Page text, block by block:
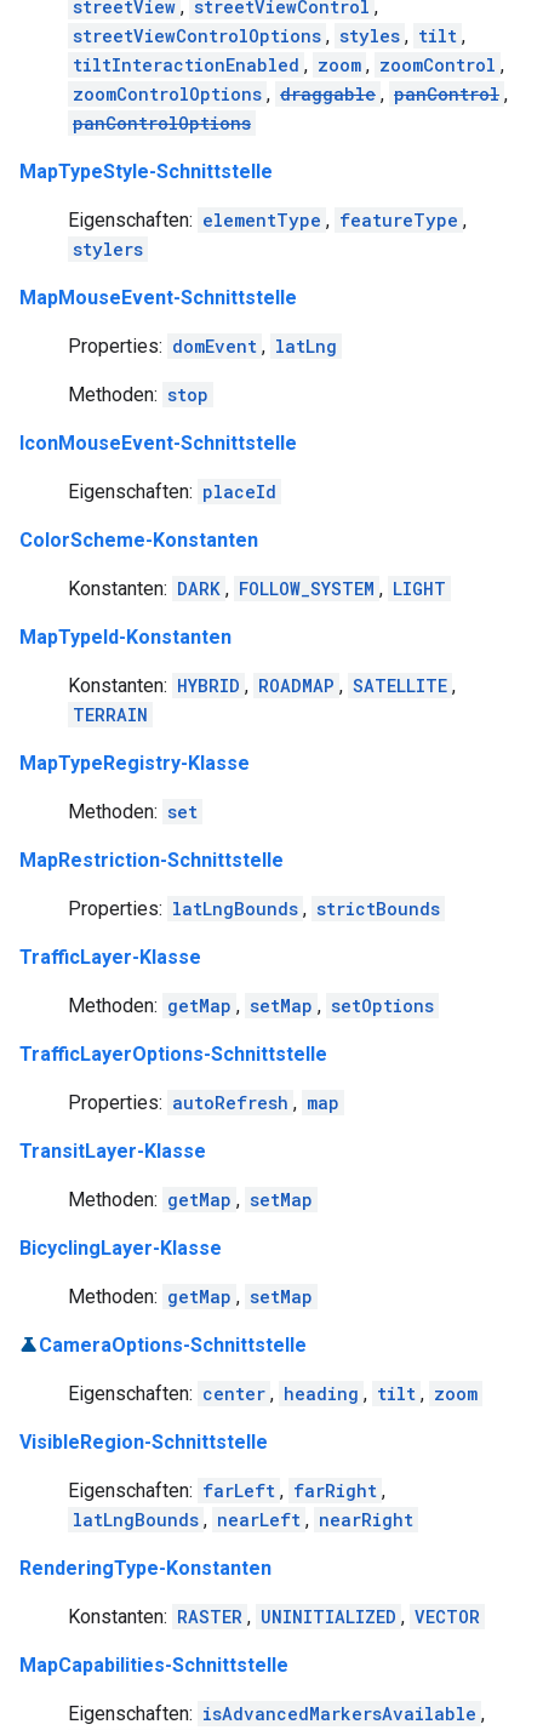
streetView , streetViewControl ,
streetViewControlOptions , styles , tilt ,
tiltInteractionEnabled , zoom , zoomControl ,
zoomControlOptions , draggable , panControl ,
panControlOptions
MapTypeStyle-Schnittstelle
Eigenschaften: elementType , featureType ,
stylers
MapMouseEvent-Schnittstelle
Properties: domEvent , latLng
Methoden: stop
IconMouseEvent-Schnittstelle
Eigenschaften: placeId
ColorScheme-Konstanten
Konstanten: DARK , FOLLOW_SYSTEM , LIGHT
MapTypeId-Konstanten
Konstanten: HYBRID , ROADMAP , SATELLITE ,
TERRAIN
MapTypeRegistry-Klasse
Methoden: set
MapRestriction-Schnittstelle
Properties: latLngBounds , strictBounds
TrafficLayer-Klasse
Methoden: getMap , setMap , setOptions
TrafficLayerOptions-Schnittstelle
Properties: autoRefresh , map
TransitLayer-Klasse
Methoden: getMap , setMap
BicyclingLayer-Klasse
Methoden: getMap , setMap
CameraOptions-Schnittstelle
Eigenschaften: center , heading , tilt , zoom
VisibleRegion-Schnittstelle
Eigenschaften: farLeft , farRight ,
latLngBounds , nearLeft , nearRight
RenderingType-Konstanten
Konstanten: RASTER , UNINITIALIZED , VECTOR
MapCapabilities-Schnittstelle
Eigenschaften: isAdvancedMarkersAvailable ,